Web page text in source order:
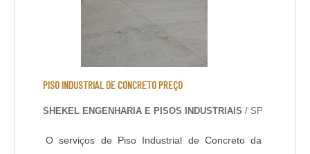
PISO INDUSTRIAL DE CONCRETO PREÇO
SHEKEL ENGENHARIA E PISOS INDUSTRIAIS / SP
O serviços de Piso Industrial de Concreto da